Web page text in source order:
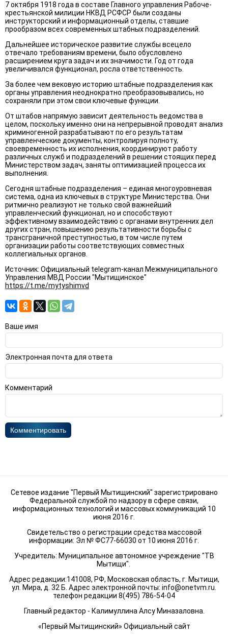
7 октября 1918 года в составе Главного управления Рабоче-
крестьянской милиции НКВД РСФСР были созданы
инструкторский и информационный отделы, ставшие
прообразом всех современных штабных подразделений.
Дальнейшее историческое развитие службы всецело
отвечало требованиям времени, было обусловлено
расширением круга задач и их значимости. Год от года
увеличивался функционал, росла ответственность.
За более чем вековую историю штабные подразделения как
органы управления неоднократно преобразовывались, но
сохраняли при этом свои ключевые функции.
От штабов напрямую зависит деятельность ведомства в
целом, поскольку именно они на непрерывной проводят анализ
криминогенной разрабатывают по его результатам
управленческие документы, контролируя полноту,
своевременность их исполнения, координируют работу
различных служб и подразделений в решении стоящих перед
Министерством задач, заняты оптимизацией процесса их
выполнения.
Сегодня штабные подразделения – единая многоуровневая
система, одна из ключевых в структуре Министерства. Они
ритмично реализуют не только свой важнейший
управленческий функционал, но и способствуют
эффективному взаимодействию с органами внутренних дел
других стран, повышению результативности борьбы с
трансграничной преступностью, в том числе путем
организации работы соответствующих совместных
коллегиальных органов.
Источник: Официальный telegram-канал Межмуниципального
Управления МВД России "Мытищинское"
https://t.me/mytyshimvd
Ваше имя
Электронная почта для ответа
Комментарий
Комментировать
Сетевое издание "Первый Мытищинский" зарегистрировано
Федеральной службой по надзору в сфере связи,
информационных технологий и массовых коммуникаций 10
июня 2016 г.
Свидетельство о регистрации средства массовой
информации: Эл № ФС77-66030 от 10 июня 2016 г.
Учредитель: Муниципальное автономное учреждение "ТВ
Мытищи".
Адрес редакции:141008, РФ, Московская область, г. Мытищи,
ул. Мира, д. 32 Б. Адрес электронной почты: info@onetvm.ru.
телефон редакции 8(495) 786-54-04
Главный редактор - Калимуллина Алсу Миназаловна.
«Первый Мытищинский» Официальный сайт